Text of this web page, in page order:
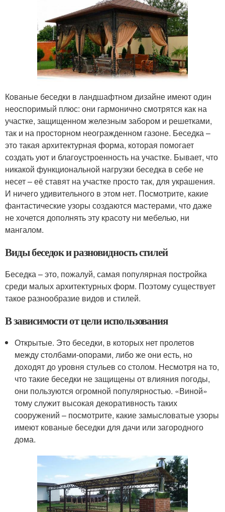
Кованые беседки в ландшафтном дизайне имеют один
неоспоримый плюс: они гармонично смотрятся как на
участке, защищенном железным забором и решетками,
так и на просторном неогражденном газоне. Беседка –
это такая архитектурная форма, которая помогает
создать уют и благоустроенность на участке. Бывает, что
никакой функциональной нагрузки беседка в себе не
несет – её ставят на участке просто так, для украшения.
И ничего удивительного в этом нет. Посмотрите, какие
фантастические узоры создаются мастерами, что даже
не хочется дополнять эту красоту ни мебелью, ни
мангалом.
Виды беседок и разновидность стилей
Беседка – это, пожалуй, самая популярная постройка
среди малых архитектурных форм. Поэтому существует
такое разнообразие видов и стилей.
В зависимости от цели использования
Открытые. Это беседки, в которых нет пролетов
между столбами-опорами, либо же они есть, но
доходят до уровня стульев со столом. Несмотря на то,
что такие беседки не защищены от влияния погоды,
они пользуются огромной популярностью. «Виной»
тому служит высокая декоративность таких
сооружений – посмотрите, какие замысловатые узоры
имеют кованые беседки для дачи или загородного
дома.